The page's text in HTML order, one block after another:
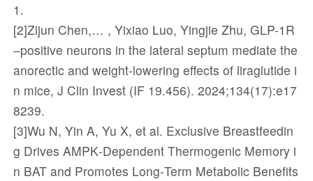
1.
[2]Zijun Chen,… , Yixiao Luo, Yingjie Zhu, GLP-1R
–positive neurons in the lateral septum mediate the
anorectic and weight-lowering effects of liraglutide i
n mice, J Clin Invest (IF 19.456). 2024;134(17):e17
8239.
[3]Wu N, Yin A, Yu X, et al. Exclusive Breastfeedin
g Drives AMPK‐Dependent Thermogenic Memory i
n BAT and Promotes Long‐Term Metabolic Benefits